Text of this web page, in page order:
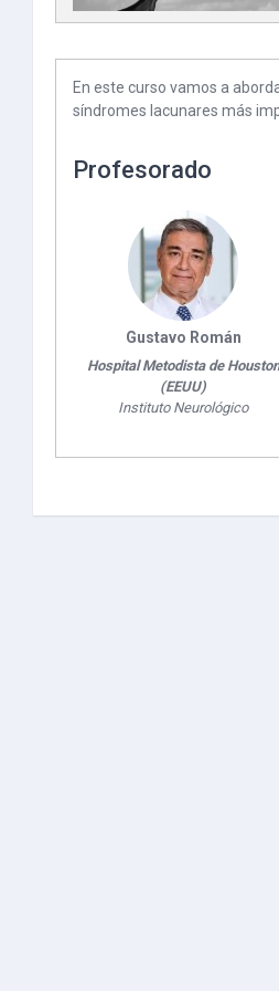
En este curso vamos a
síndromes lacunares más
Profesorado
Gustavo Román
Hospital Metodista de Houston
(EEUU)
Instituto Neurológico